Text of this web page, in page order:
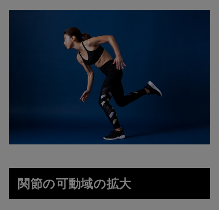
関節の可動域の拡大